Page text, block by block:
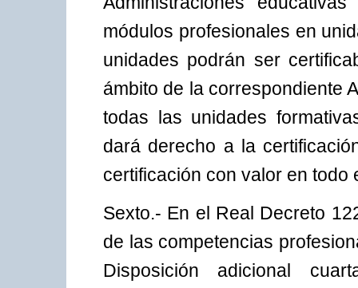
módulos profesionales en
unidades podrán ser
ámbito de la correspondiente
todas las unidades
dará derecho a la
certificación con valor en todo
Sexto.- En el Real Decreto
de las competencias
Disposición adicional